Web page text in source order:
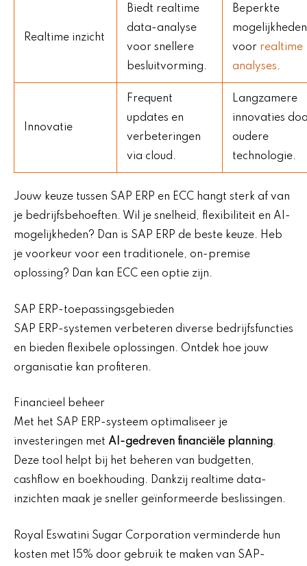
Realtime inzicht
Biedt realtime
data-analyse
voor snellere
besluitvorming.
Beperkte
mogelijkheden
voor realtime
analyses.
Innovatie
Frequent
updates en
verbeteringen
via cloud.
Langzamere
innovaties
oudere
technologie.
Jouw keuze tussen SAP ERP en ECC hangt sterk af van
je bedrijfsbehoeften. Wil je snelheid, flexibiliteit en AI-
mogelijkheden? Dan is SAP ERP de beste keuze. Heb
je voorkeur voor een traditionele, on-premise
oplossing? Dan kan ECC een optie zijn.
SAP ERP-toepassingsgebieden
SAP ERP-systemen verbeteren diverse bedrijfsfuncties
en bieden flexibele oplossingen. Ontdek hoe jouw
organisatie kan profiteren.
Financieel beheer
Met het SAP ERP-systeem optimaliseer je
investeringen met AI-gedreven financiële planning.
Deze tool helpt bij het beheren van budgetten,
cashflow en boekhouding. Dankzij realtime data-
inzichten maak je sneller geïnformeerde beslissingen.
Royal Eswatini Sugar Corporation verminderde hun
kosten met 15% door gebruik te maken van SAP-